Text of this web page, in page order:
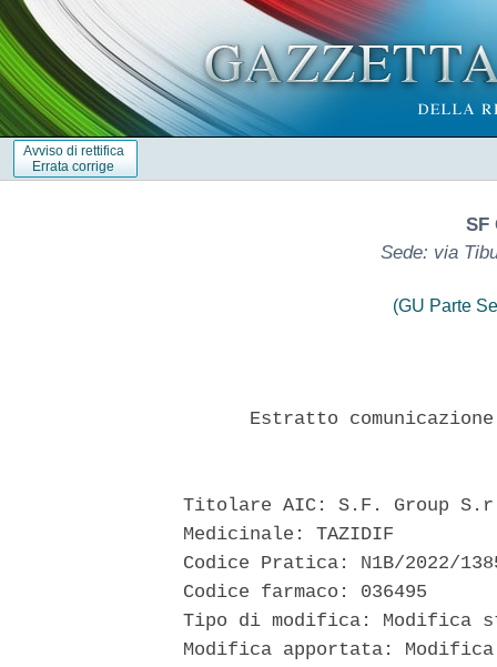
Avviso di rettifica
Errata corrige
SF
Sede: via
(GU Parte
Estratto
Titolare AIC: S.F. Group
  Medicinale: TAZIDIF
Codice Pratica: N1B/2022/
  Codice farmaco: 036495
Tipo di modifica: Modifica
Modifica apportata: